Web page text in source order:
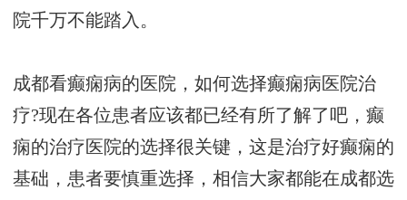
院千万不能踏入。
成都看癫痫病的医院，如何选择癫痫病医院治
疗?现在各位患者应该都已经有所了解了吧，癫
痫的治疗医院的选择很关键，这是治疗好癫痫的
基础，患者要慎重选择，相信大家都能在成都选